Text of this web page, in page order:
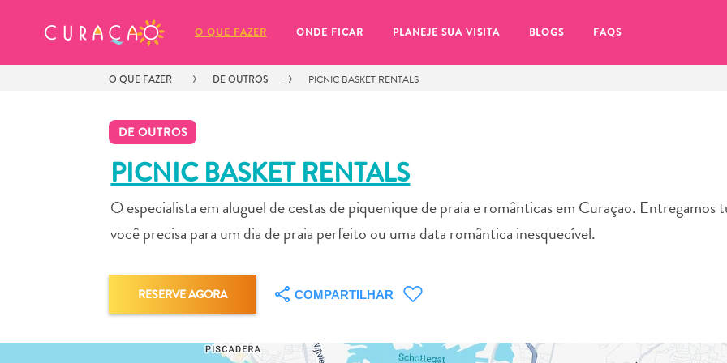
O QUE FAZER ONDE FICAR PLANEJE SUA VISITA BLOGS FAQS
O QUE FAZER DE OUTROS PICNIC BASKET RENTALS
DE OUTROS
PICNIC BASKET RENTALS
O especialista em aluguel de cestas de piquenique de praia e românticas em Curaçao. Entregamos
você precisa para um dia de praia perfeito ou uma data romântica inesquecível.
RESERVE AGORA COMPARTILHAR
MEUS FAVORITOS
Você ainda não salvou nenhum
local favorito.